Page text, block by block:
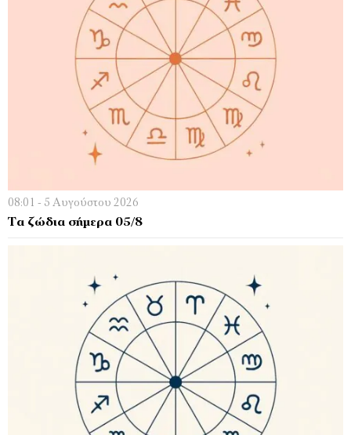
08:01 - 5 Αυγούστου 2026
Τα ζώδια σήμερα 05/8